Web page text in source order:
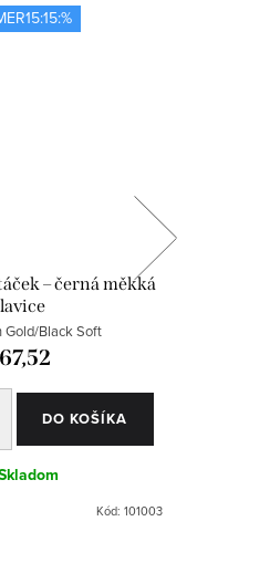
– černá měkká
Gold/Black Soft
DO KOŠÍKA
Kód: 101003